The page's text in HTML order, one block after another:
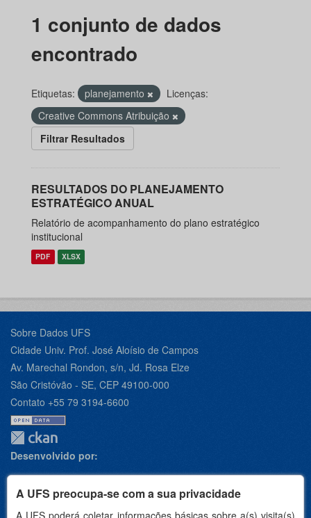
A UFS preocupa-se com a sua privacidade
A UFS poderá coletar informações básicas sobre a(s) visita(s)
1 conjunto de dados
encontrado
Etiquetas: planejamento
Licenças:
Creative Commons Atribuição
Filtrar Resultados
RESULTADOS DO PLANEJAMENTO
ESTRATÉGICO ANUAL
Relatório de acompanhamento do plano estratégico
institucional
PDF XLSX
Sobre Dados UFS
Cidade Univ. Prof. José Aloísio de Campos
Av. Marechal Rondon, s/n, Jd. Rosa Elze
São Cristóvão - SE, CEP 49100-000
Contato +55 79 3194-6600
Desenvolvido por: